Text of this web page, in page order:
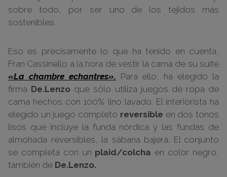
sobre todo, por ser uno de los tejidos más
sostenibles.
Eso es precisamente lo que ha tenido en cuenta,
Fran Cassinello a la hora de vestir la cama de su suite
«La chambre echantres». Para ello, ha elegido la
firma De.Lenzo que sólo utiliza juegos de ropa de
cama hechos con 100% lino lavado. El interiorista ha
elegido un juego completo reversible en dos tonos
lisos que incluye la funda nórdica y las fundas de
almohada reversibles, la sábana bajera. El conjunto
se completa con un plaid/colcha en color negro,
también de De.Lenzo.